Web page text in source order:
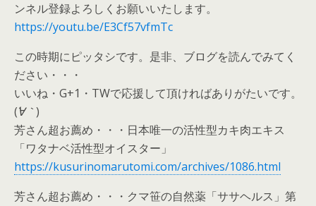
ンネル登録よろしくお願いいたします。
https://youtu.be/E3Cf57vfmTc
この時期にピッタシです。是非、ブログを読んでみてく
ださい・・・
いいね・G+1・TWで応援して頂ければありがたいです。
(´∀｀)
芳さん超お薦め・・・日本唯一の活性型カキ肉エキス
「ワタナベ活性型オイスター」
https://kusurinomarutomi.com/archives/1086.html
芳さん超お薦め・・・クマ笹の自然薬「ササヘルス」第